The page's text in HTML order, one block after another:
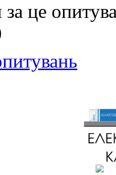
за це